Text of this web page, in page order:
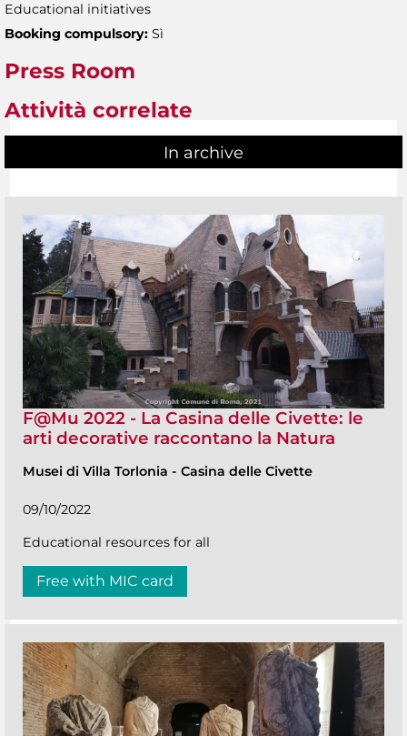
Educational initiatives
Booking compulsory: Sì
Press Room
Attività correlate
In archive
F@Mu 2022 - La Casina delle Civette: le
arti decorative raccontano la Natura
Musei di Villa Torlonia - Casina delle Civette
09/10/2022
Educational resources for all
Free with MIC card